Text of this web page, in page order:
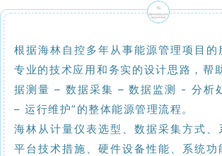
根据海林自控多年从事能源管理项目的
专业的技术应用和务实的设计思路，帮
据测量 – 数据采集 – 数据监测 - 分析
– 运行维护”的整体能源管理流程。
海林从计量仪表选型、数据采集方式、
平台技术措施、硬件设备性能、系统功